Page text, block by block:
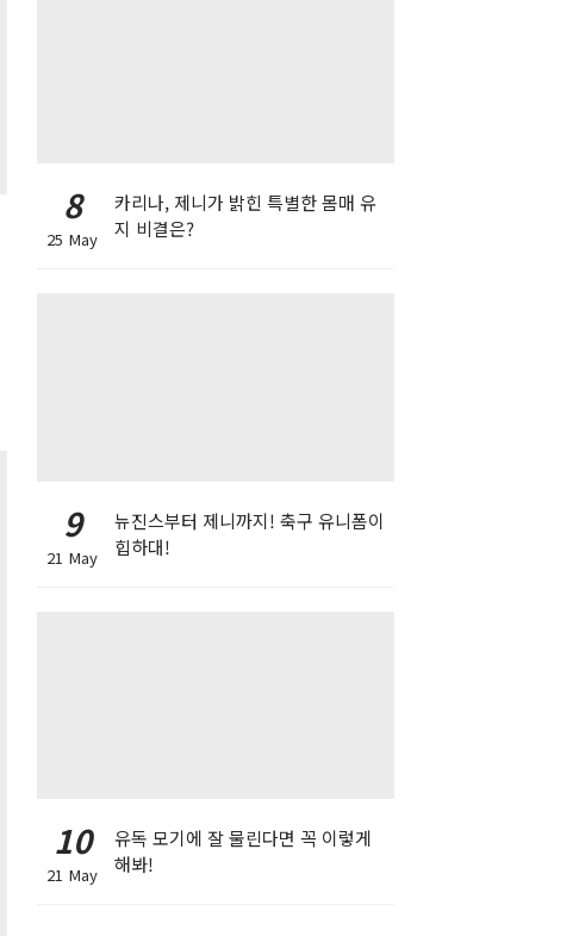
8
25 May
카리나, 제니가 밝힌 특별한 몸매 유
지 비결은?
9
21 May
뉴진스부터 제니까지! 축구 유니폼이
힙하대!
10
21 May
유독 모기에 잘 물린다면 꼭 이렇게
해봐!